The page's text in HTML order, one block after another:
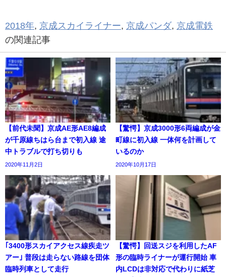
2018年, 京成スカイライナー, 京成パンダ, 京成電鉄
の関連記事
【前代未聞】京成AE形AE8編成
が千原線ちはら台まで初入線 途
中トラブルで打ち切りも
2020年11月2日
【驚愕】京成3000形6両編成が金
町線に初入線 一体何を計画して
いるのか
2020年10月17日
｢3400形スカイアクセス線疾走ツ
アー｣ 普段は走らない路線を団体
臨時列車として走行
【驚愕】回送スジを利用したAF
形の臨時ライナーが運行開始 車
内LCDは非対応で代わりに紙芝